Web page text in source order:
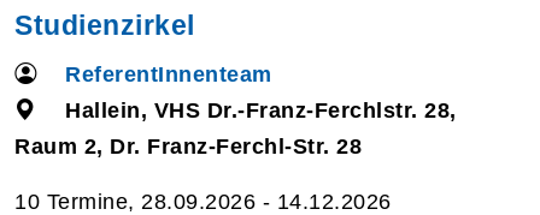
Studienzirkel
ReferentInnenteam
Hallein, VHS Dr.-Franz-Ferchlstr. 28,
Raum 2, Dr. Franz-Ferchl-Str. 28
10 Termine, 28.09.2026 - 14.12.2026